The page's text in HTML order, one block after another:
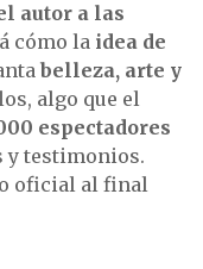
autor a las
cómo la idea de
belleza, arte y
algo que el
espectadores
y testimonios.
oficial al final